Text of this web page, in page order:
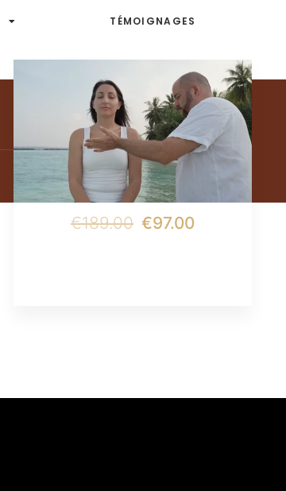
TÉMOIGNAGES
€189.00 €97.00